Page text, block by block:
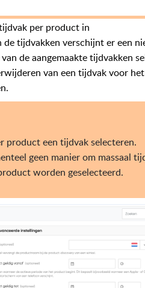
per product in
de tijdvakken verschijnt er een
de aangemaakte tijdvakken
van een tijdvak voor
product een tijdvak selecteren.
geen manier om massaal
worden geselecteerd.